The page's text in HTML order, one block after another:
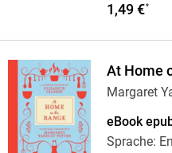
1,49 €*
At Home
Margaret
eBook
Sprache: